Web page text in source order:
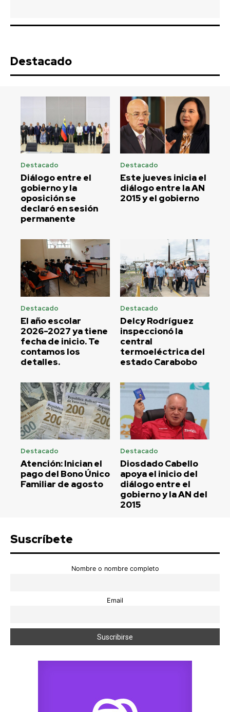
Destacado
Destacado
Diálogo entre el
gobierno y la
oposición se
declaró en sesión
permanente
Destacado
Este jueves inicia el
diálogo entre la AN
2015 y el gobierno
Destacado
El año escolar
2026-2027 ya tiene
fecha de inicio. Te
contamos los
detalles.
Destacado
Delcy Rodríguez
inspeccionó la
central
termoeléctrica del
estado Carabobo
Destacado
Atención: Inician el
pago del Bono Único
Familiar de agosto
Destacado
Diosdado Cabello
apoya el inicio del
diálogo entre el
gobierno y la AN del
2015
Suscríbete
Nombre o nombre completo
Email